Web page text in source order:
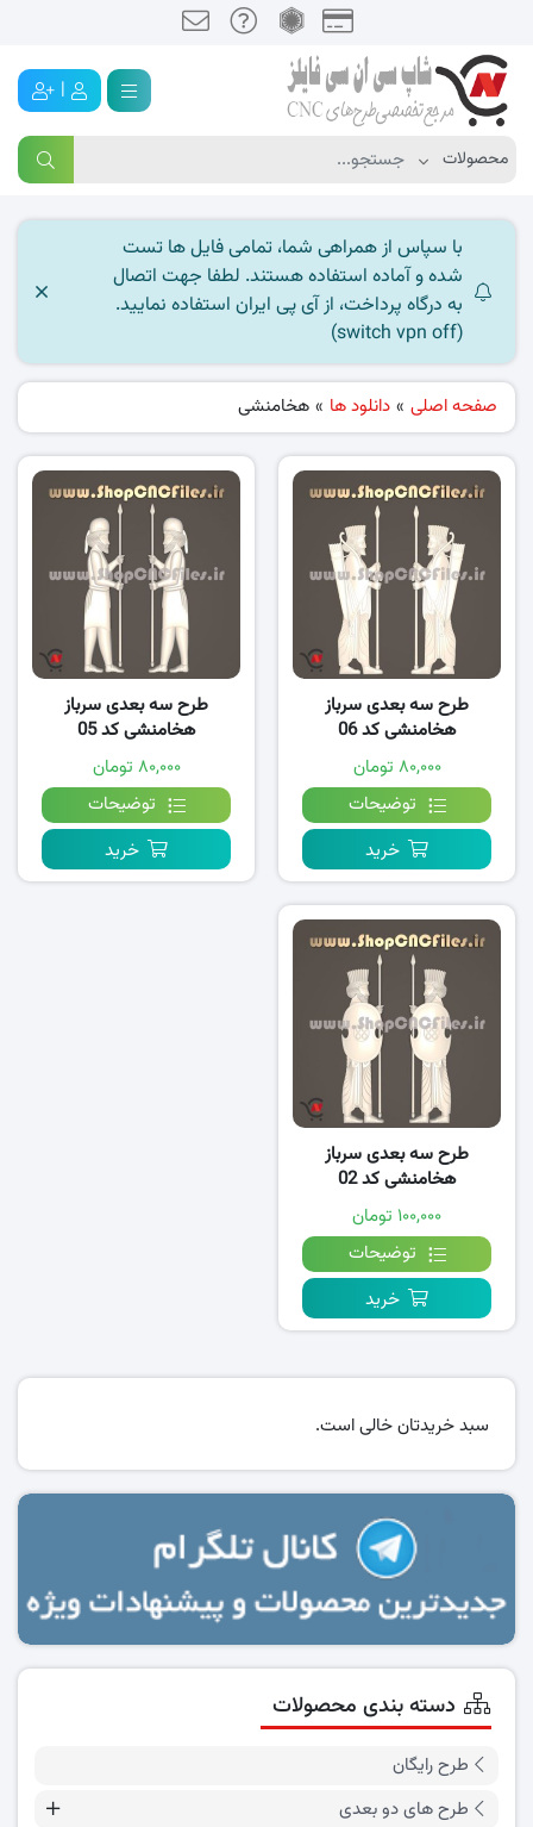
|
با سپاس از همراهی شما، تمامی فایل ها تست
شده و آماده استفاده هستند. لطفا جهت اتصال
به درگاه پرداخت، از آی پی ایران استفاده نمایید.
(switch vpn off)
صفحه اصلی » دانلود ها » هخامنشی
طرح سه بعدی سرباز
هخامنشی کد 06
۸۰,۰۰۰ تومان
توضیحات
خرید
طرح سه بعدی سرباز
هخامنشی کد 05
۸۰,۰۰۰ تومان
توضیحات
خرید
طرح سه بعدی سرباز
هخامنشی کد 02
۱۰۰,۰۰۰ تومان
توضیحات
خرید
سبد خریدتان خالی است.
دسته بندی محصولات
طرح رایگان
طرح های دو بعدی